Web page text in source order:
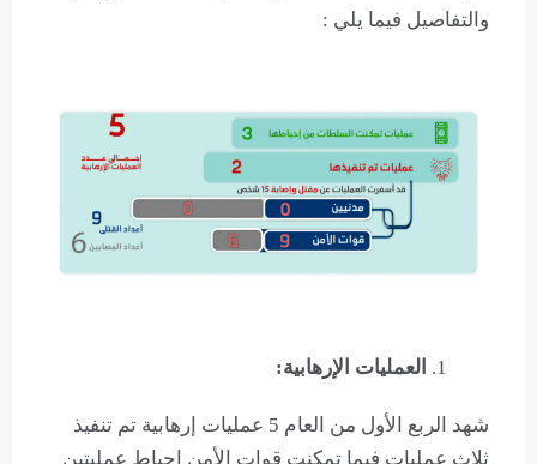
والتفاصيل فيما يلي :
العمليات الإرهابية:
شهد الربع الأول من العام 5 عمليات إرهابية تم تنفيذ
ثلاث عمليات فيما تمكنت قوات الأمن إحباط عمليتين